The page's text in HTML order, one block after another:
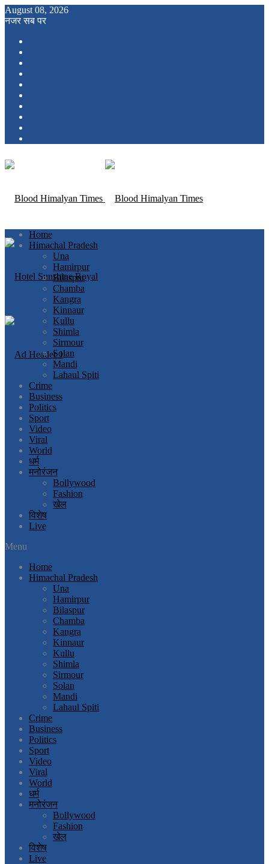
August 08, 2026
नजर सब पर
Home
Himachal Pradesh
Una
Hamirpur
Bilaspur
Chamba
Kangra
Kinnaur
Kullu
Shimla
Sirmour
Solan
Mandi
Lahaul Spiti
Crime
Business
Politics
Sport
Video
Viral
World
धर्म
मनोरंजन
Bollywood
Fashion
खेल
विशेष
Live
Menu
Home
Himachal Pradesh
Una
Hamirpur
Bilaspur
Chamba
Kangra
Kinnaur
Kullu
Shimla
Sirmour
Solan
Mandi
Lahaul Spiti
Crime
Business
Politics
Sport
Video
Viral
World
धर्म
मनोरंजन
Bollywood
Fashion
खेल
विशेष
Live